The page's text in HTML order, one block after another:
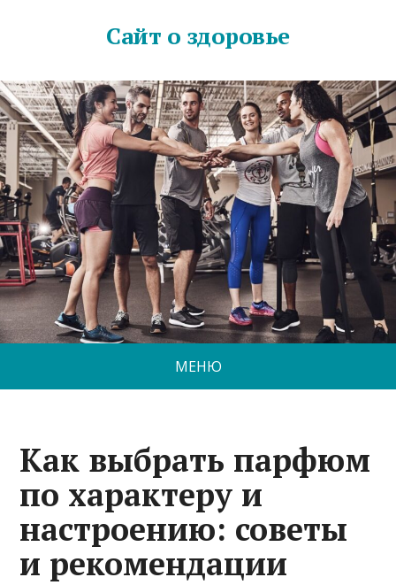
Сайт о здоровье
МЕНЮ
Как выбрать парфюм
по характеру и
настроению: советы
и рекомендации